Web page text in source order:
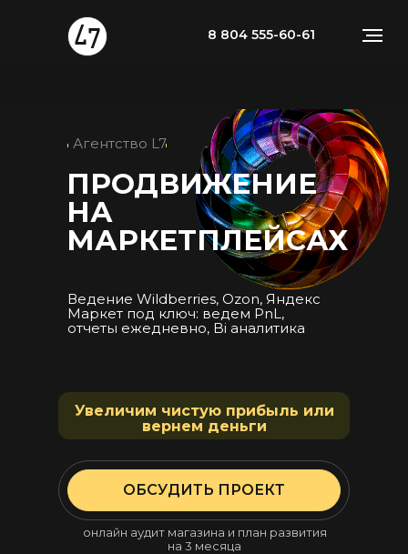
8 804 555-60-61
ПРОДВИЖЕНИЕ
НА
МАРКЕТПЛЕЙСАХ
Ведение Wildberries, Ozon, Яндекс
Маркет под ключ: ведем PnL,
отчеты ежедневно, Bi аналитика
Агентство L7
Увеличим чистую прибыль или
вернем деньги
онлайн аудит магазина и план развития
на 3 месяца
ОБСУДИТЬ ПРОЕКТ